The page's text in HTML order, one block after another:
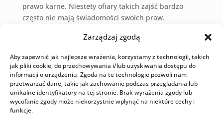
Zarządzaj zgodą
Aby zapewnić jak najlepsze wrażenia, korzystamy z technologii, takich
jak pliki cookie, do przechowywania i/lub uzyskiwania dostępu do
informacji o urządzeniu. Zgoda na te technologie pozwoli nam
przetwarzać dane, takie jak zachowanie podczas przeglądania lub
unikalne identyfikatory na tej stronie. Brak wyrażenia zgody lub
wycofanie zgody może niekorzystnie wpłynąć na niektóre cechy i
funkcje.
prawo karne. Niestety ofiary takich zajść bardzo
często nie mają świadomości swoich praw.
łatwe i wymagające pewnych wyrzeczeń, jest w
Pomocą może byćadwokat z Poznania, który
posiada odpowiednią wiedzę i wie, jak w
praktyce zahamować spiralę toczącego się